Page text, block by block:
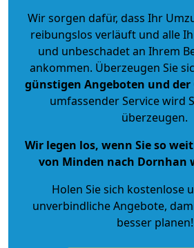
Wir sorgen dafür, dass Ihr
reibungslos verläuft und alle
und unbeschadet an Ihrem
ankommen. Überzeugen Sie
günstigen Angeboten und
umfassender Service wird
überzeugen.
Wir legen los, wenn Sie so
von Minden nach Dornhan
Holen Sie sich kostenlose
unverbindliche Angebote,
besser planen!